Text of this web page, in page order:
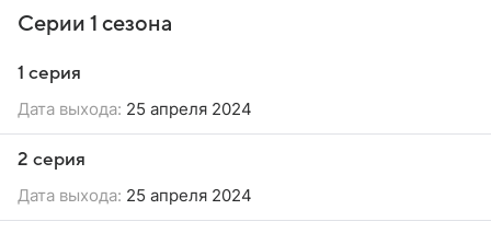
Серии 1 сезона
1 серия
Дата выхода: 25 апреля 2024
2 серия
Дата выхода: 25 апреля 2024